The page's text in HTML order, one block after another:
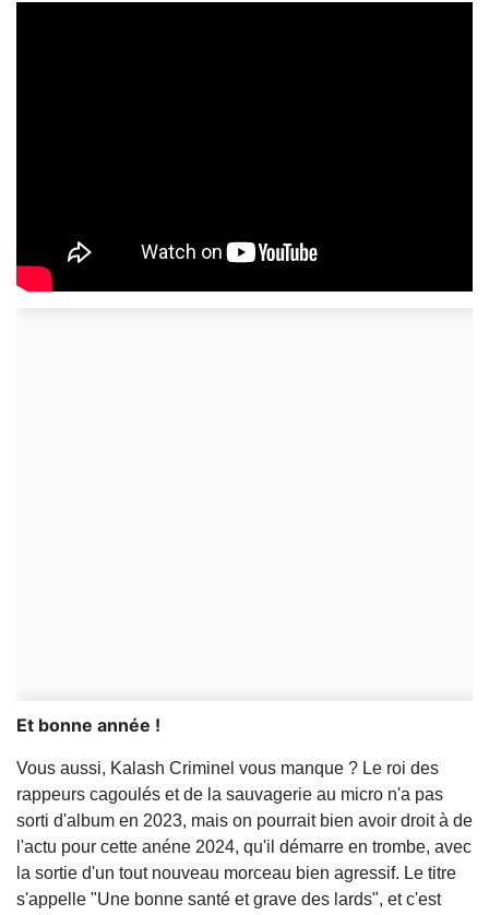
Et bonne année !
Vous aussi, Kalash Criminel vous manque ? Le roi des
rappeurs cagoulés et de la sauvagerie au micro n'a pas
sorti d'album en 2023, mais on pourrait bien avoir droit à de
l'actu pour cette anéne 2024, qu'il démarre en trombe, avec
la sortie d'un tout nouveau morceau bien agressif. Le titre
s'appelle "Une bonne santé et grave des lards", et c'est